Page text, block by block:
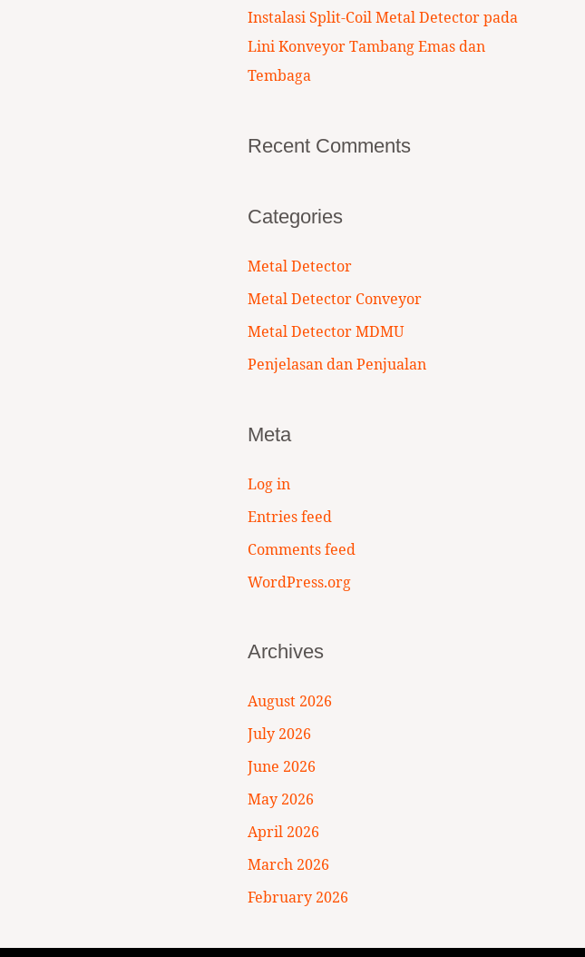
Instalasi Split-Coil Metal Detector pada
Lini Konveyor Tambang Emas dan
Tembaga
Recent Comments
Categories
Metal Detector
Metal Detector Conveyor
Metal Detector MDMU
Penjelasan dan Penjualan
Meta
Log in
Entries feed
Comments feed
WordPress.org
Archives
August 2026
July 2026
June 2026
May 2026
April 2026
March 2026
February 2026